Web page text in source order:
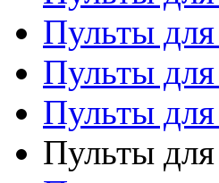
Пульты
Пульты
Пульты для
Пульты